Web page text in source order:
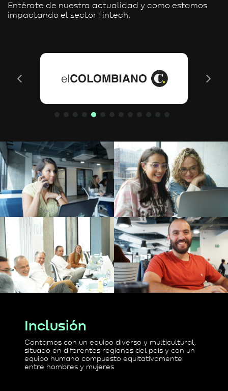
Entérate de nuestra actualidad y como estamos
impactando el sector fintech.
Inclusión
Contamos con un equipo diverso y multicultural,
situado en diferentes regiones del país y con un
equipo humano compuesto equitativamente
entre hombres y mujeres